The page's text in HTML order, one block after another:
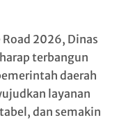
2026, Dinas
terbangun
daerah
layanan
dan semakin